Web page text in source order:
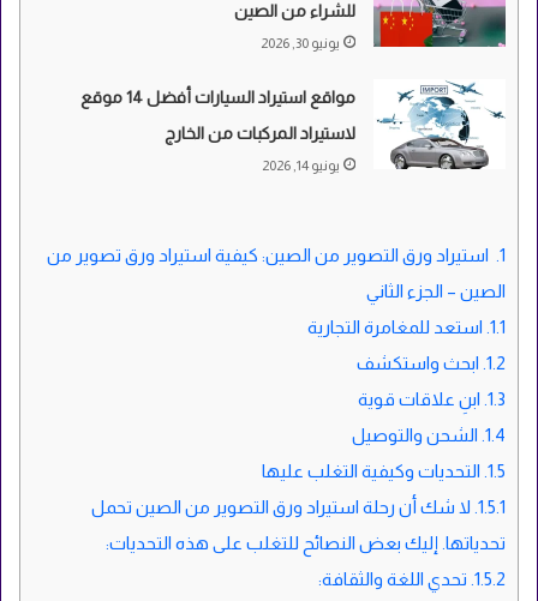
للشراء من الصين
يونيو 30, 2026
مواقع استيراد السيارات أفضل 14 موقع
لاستيراد المركبات من الخارج
يونيو 14, 2026
1. استيراد ورق التصوير من الصين: كيفية استيراد ورق تصوير من
الصين – الجزء الثاني
1.1. استعد للمغامرة التجارية
1.2. ابحث واستكشف
1.3. ابنِ علاقات قوية
1.4. الشحن والتوصيل
1.5. التحديات وكيفية التغلب عليها
1.5.1. لا شك أن رحلة استيراد ورق التصوير من الصين تحمل
تحدياتها. إليك بعض النصائح للتغلب على هذه التحديات:
1.5.2. تحدي اللغة والثقافة: